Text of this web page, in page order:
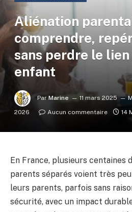
Aliénation
comprendre,
sans perdre le lien
enfant
Par Marine 11 mars 2025
2026
Aucun commentaire 14
En France, plusieurs centaines
parents séparés voient très
leurs parents, parfois sans
sécurité, avec un impact